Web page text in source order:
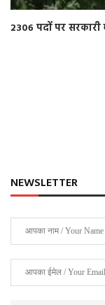
2306 पदों पर
NEWSLETTER